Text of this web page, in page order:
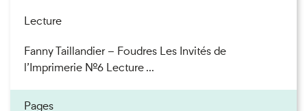
Lecture
Fanny Taillandier – Foudres Les Invités de
l’Imprimerie n°6 Lecture ...
Pages